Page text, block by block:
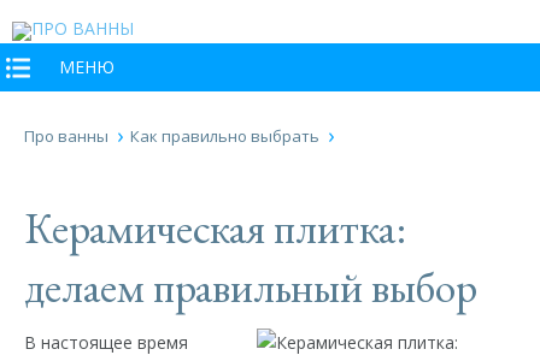
МЕНЮ
Про ванны Как правильно выбрать
Керамическая плитка:
делаем правильный выбор
В настоящее время